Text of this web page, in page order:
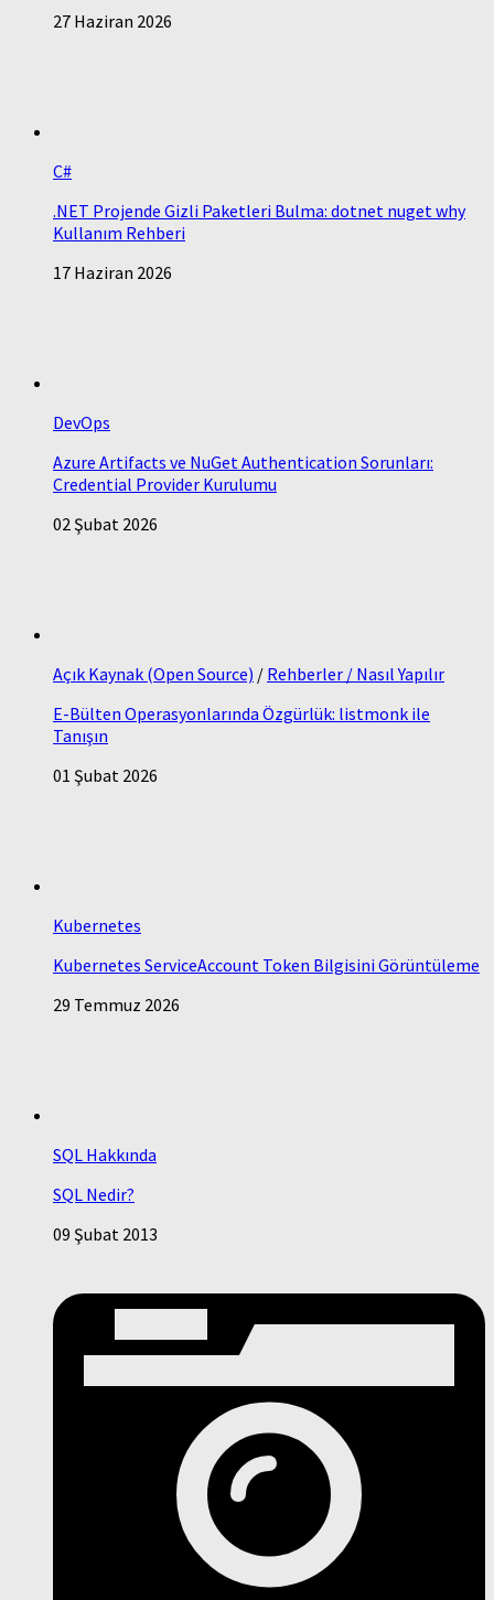
27 Haziran 2026
C#
.NET Projende Gizli Paketleri Bulma: dotnet nuget why
Kullanım Rehberi
17 Haziran 2026
DevOps
Azure Artifacts ve NuGet Authentication Sorunları:
Credential Provider Kurulumu
02 Şubat 2026
Açık Kaynak (Open Source) / Rehberler / Nasıl Yapılır
E-Bülten Operasyonlarında Özgürlük: listmonk ile
Tanışın
01 Şubat 2026
Kubernetes
Kubernetes ServiceAccount Token Bilgisini Görüntüleme
29 Temmuz 2026
SQL Hakkında
SQL Nedir?
09 Şubat 2013